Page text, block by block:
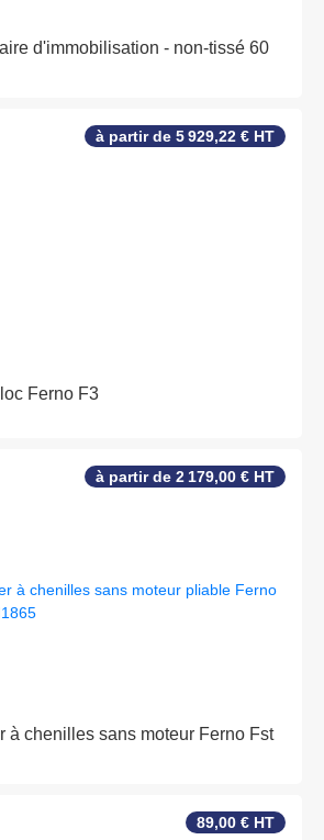
d'immobilisation - non-tissé 60
à partir de 5 929,22 € HT
Ferno F3
à partir de 2 179,00 € HT
à chenilles sans moteur Ferno Fst
89,00 € HT